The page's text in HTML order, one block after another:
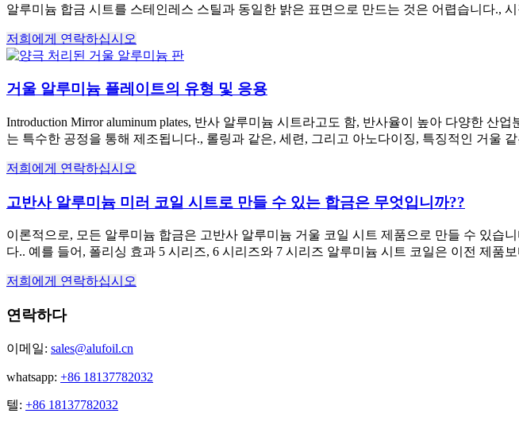
알루미늄 합금 시트를 스테인레스 스틸과 동일한 밝은 표면으로 만드는 것은 어렵습니다.,
저희에게 연락하십시오
거울 알루미늄 플레이트의 유형 및 응용
Introduction Mirror aluminum plates, 반사 알루미늄 시트라고도 함, 반사율이 높아 다양한 산
는 특수한 공정을 통해 제조됩니다., 롤링과 같은, 세련, 그리고 아노다이징, 특징적인 거울
저희에게 연락하십시오
고반사 알루미늄 미러 코일 시트로 만들 수 있는 합금은 무엇입니까??
이론적으로, 모든 알루미늄 합금은 고반사 알루미늄 거울 코일 시트 제품으로 만들 수 있습니
다.. 예를 들어, 폴리싱 효과 5 시리즈, 6 시리즈와 7 시리즈 알루미늄 시트 코일은 이전 제
저희에게 연락하십시오
연락하다
이메일: sales@alufoil.cn
whatsapp: +86 18137782032
텔: +86 18137782032